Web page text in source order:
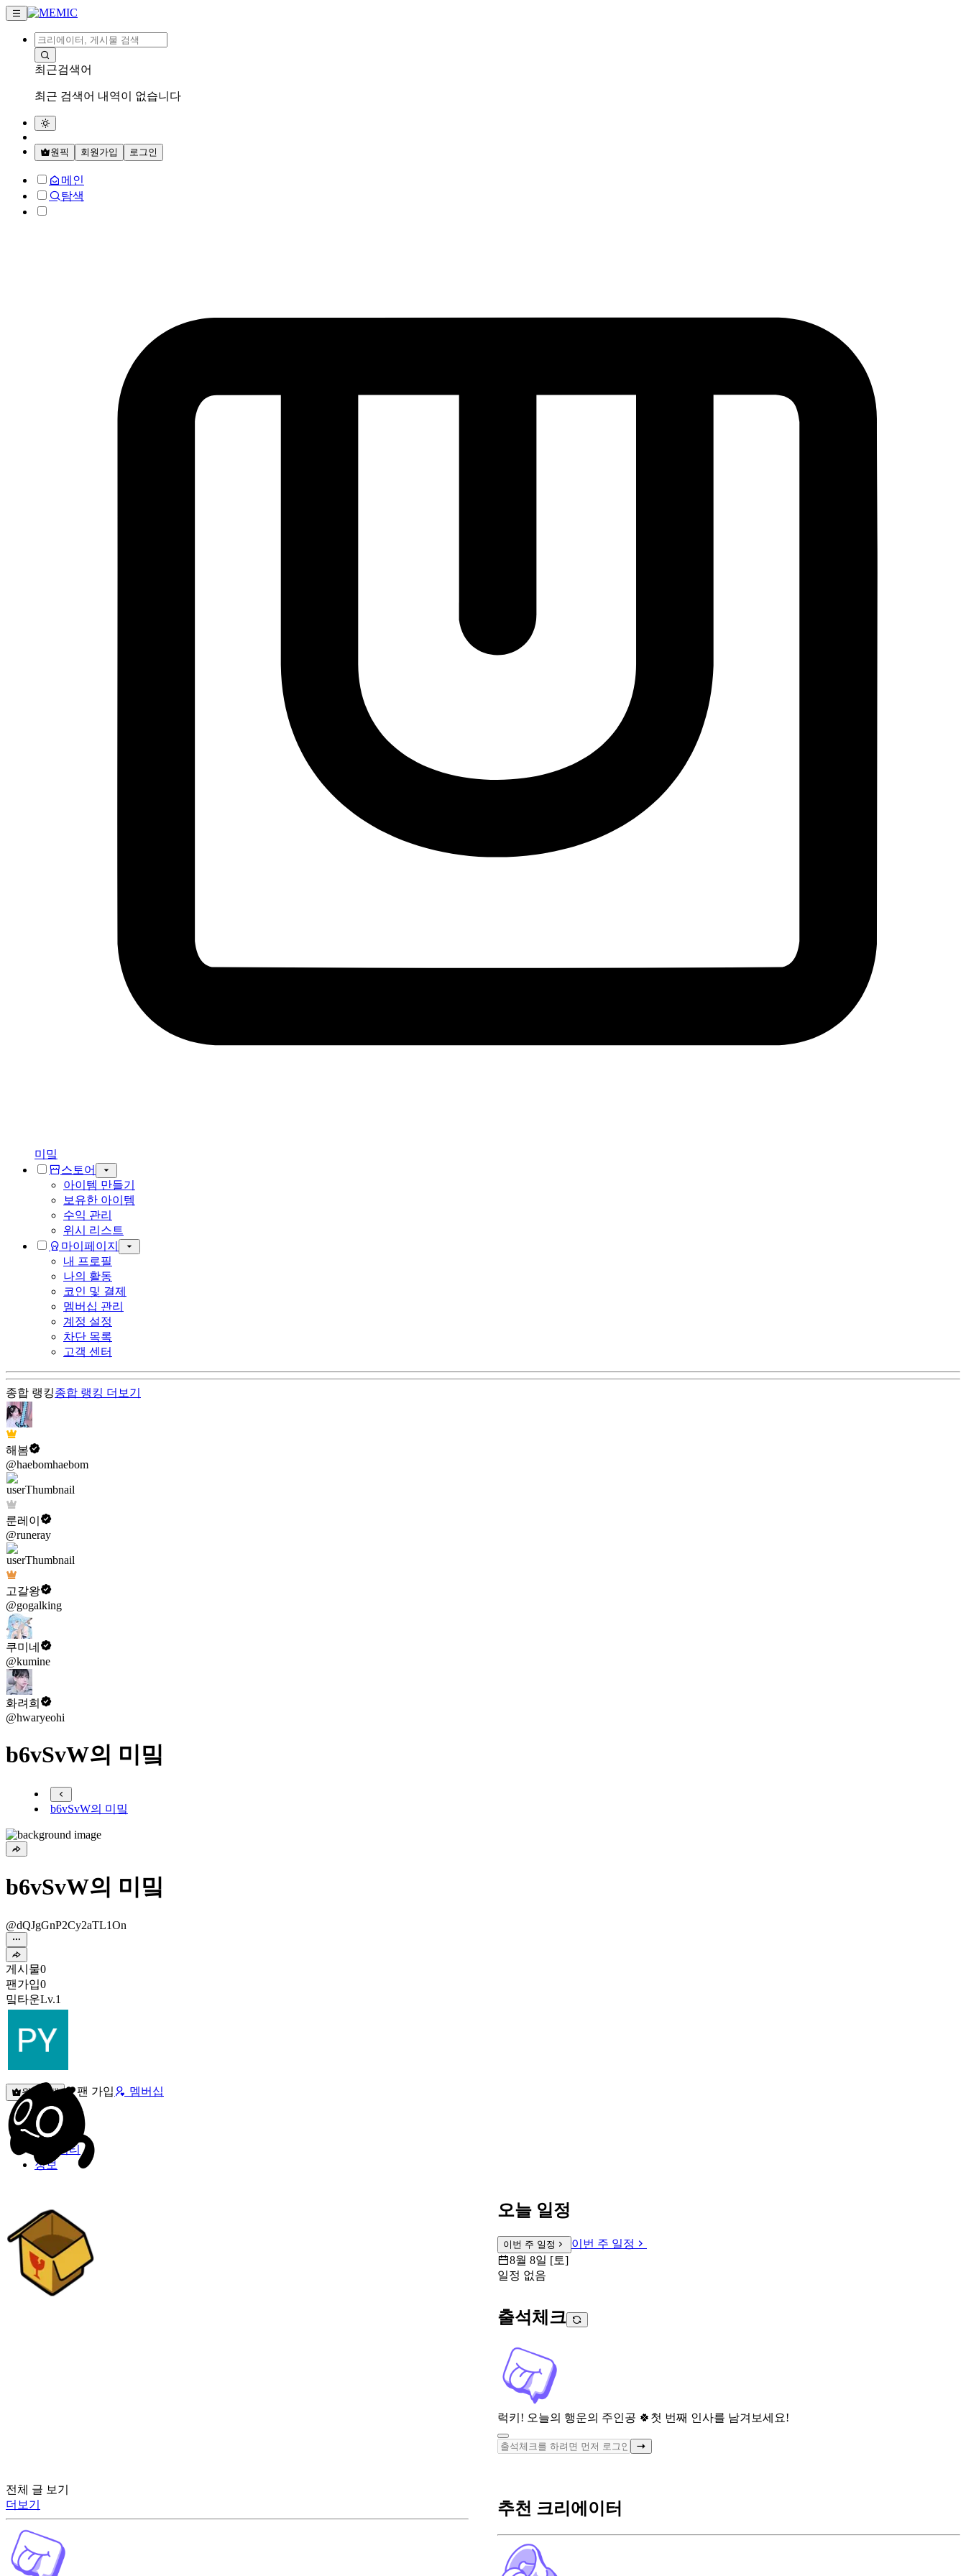
최근검색어
최근 검색어 내역이 없습니다
원픽 회원가입 로그인
메인
탐색
미밐
스토어
아이템 만들기
보유한 아이템
수익 관리
위시 리스트
마이페이지
내 프로필
나의 활동
코인 및 결제
멤버십 관리
계정 설정
차단 목록
고객 센터
종합 랭킹종합 랭킹 더보기
해봄
@haebomhaebom
룬레이
@runeray
고갈왕
@gogalking
쿠미네
@kumine
화려희
@hwaryeohi
b6vSvW의 미밐
b6vSvW의 미밐
b6vSvW의 미밐
@dQJgGnP2Cy2aTL1On
게시물0
팬가입0
밐타운Lv.1
원픽선택 팬 가입 멤버십
밐타운
피드
커뮤니티
정보
오늘 일정
이번 주 일정
이번 주 일정
8월 8일 [토]
일정 없음
출석체크
럭키! 오늘의 행운의 주인공 🍀 첫 번째 인사를 남겨보세요!
전체 글 보기
더보기
추천 크리에이터